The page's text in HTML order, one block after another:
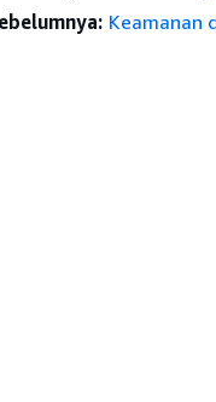
Keamanan